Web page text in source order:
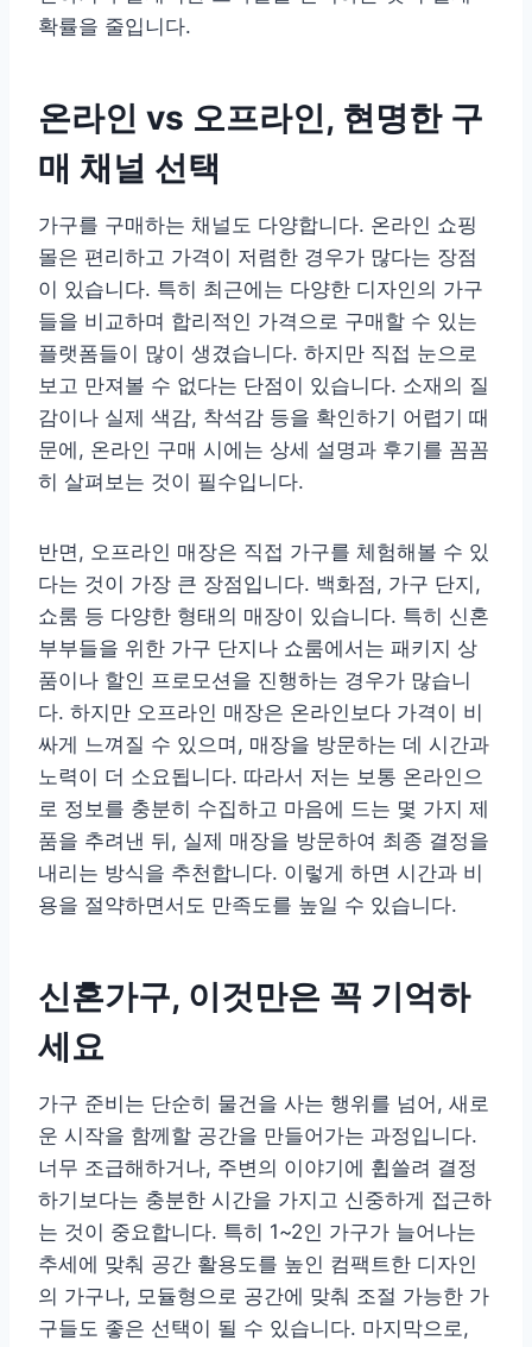
확률을 줄입니다.
온라인 vs 오프라인, 현명한 구
매 채널 선택
가구를 구매하는 채널도 다양합니다. 온라인 쇼핑
몰은 편리하고 가격이 저렴한 경우가 많다는 장점
이 있습니다. 특히 최근에는 다양한 디자인의 가구
들을 비교하며 합리적인 가격으로 구매할 수 있는
플랫폼들이 많이 생겼습니다. 하지만 직접 눈으로
보고 만져볼 수 없다는 단점이 있습니다. 소재의 질
감이나 실제 색감, 착석감 등을 확인하기 어렵기 때
문에, 온라인 구매 시에는 상세 설명과 후기를 꼼꼼
히 살펴보는 것이 필수입니다.
반면, 오프라인 매장은 직접 가구를 체험해볼 수 있
다는 것이 가장 큰 장점입니다. 백화점, 가구 단지,
쇼룸 등 다양한 형태의 매장이 있습니다. 특히 신혼
부부들을 위한 가구 단지나 쇼룸에서는 패키지 상
품이나 할인 프로모션을 진행하는 경우가 많습니
다. 하지만 오프라인 매장은 온라인보다 가격이 비
싸게 느껴질 수 있으며, 매장을 방문하는 데 시간과
노력이 더 소요됩니다. 따라서 저는 보통 온라인으
로 정보를 충분히 수집하고 마음에 드는 몇 가지 제
품을 추려낸 뒤, 실제 매장을 방문하여 최종 결정을
내리는 방식을 추천합니다. 이렇게 하면 시간과 비
용을 절약하면서도 만족도를 높일 수 있습니다.
신혼가구, 이것만은 꼭 기억하
세요
가구 준비는 단순히 물건을 사는 행위를 넘어, 새로
운 시작을 함께할 공간을 만들어가는 과정입니다.
너무 조급해하거나, 주변의 이야기에 휩쓸려 결정
하기보다는 충분한 시간을 가지고 신중하게 접근하
는 것이 중요합니다. 특히 1~2인 가구가 늘어나는
추세에 맞춰 공간 활용도를 높인 컴팩트한 디자인
의 가구나, 모듈형으로 공간에 맞춰 조절 가능한 가
구들도 좋은 선택이 될 수 있습니다. 마지막으로,